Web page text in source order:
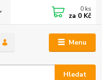
Menu
Hledat
0 ks
za 0 Kč